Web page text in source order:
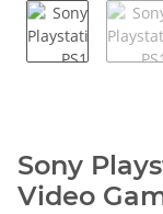
Sony
Video